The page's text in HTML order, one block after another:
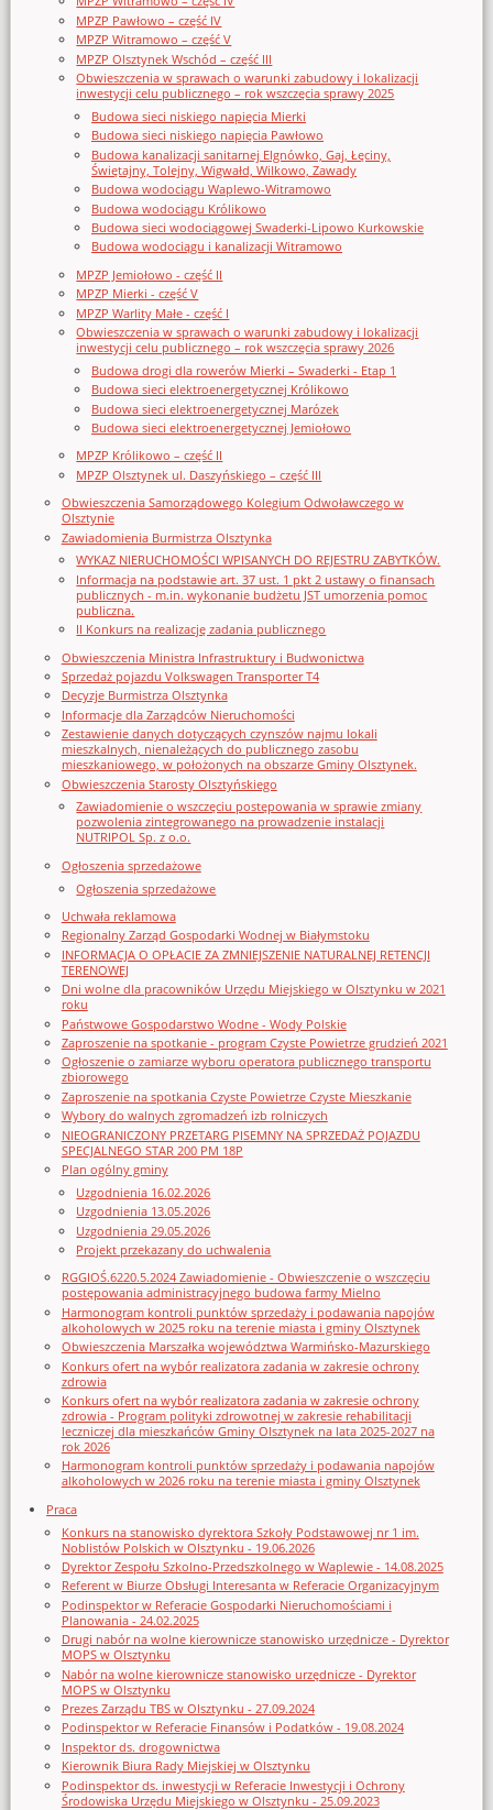
MPZP Pawłowo – część IV
MPZP Witramowo – część V
MPZP Olsztynek Wschód – część III
Obwieszczenia w sprawach o warunki zabudowy i lokalizacji
inwestycji celu publicznego – rok wszczęcia sprawy 2025
Budowa sieci niskiego napięcia Mierki
Budowa sieci niskiego napięcia Pawłowo
Budowa kanalizacji sanitarnej Elgnówko, Gaj, Łęciny,
Świętajny, Tolejny, Wigwałd, Wilkowo, Zawady
Budowa wodociągu Waplewo-Witramowo
Budowa wodociągu Królikowo
Budowa sieci wodociągowej Swaderki-Lipowo Kurkowskie
Budowa wodociągu i kanalizacji Witramowo
MPZP Jemiołowo - część II
MPZP Mierki - część V
MPZP Warlity Małe - część I
Obwieszczenia w sprawach o warunki zabudowy i lokalizacji
inwestycji celu publicznego – rok wszczęcia sprawy 2026
Budowa drogi dla rowerów Mierki – Swaderki - Etap 1
Budowa sieci elektroenergetycznej Królikowo
Budowa sieci elektroenergetycznej Marózek
Budowa sieci elektroenergetycznej Jemiołowo
MPZP Królikowo – część II
MPZP Olsztynek ul. Daszyńskiego – część III
Obwieszczenia Samorządowego Kolegium Odwoławczego w
Olsztynie
Zawiadomienia Burmistrza Olsztynka
WYKAZ NIERUCHOMOŚCI WPISANYCH DO REJESTRU ZABYTKÓW.
Informacja na podstawie art. 37 ust. 1 pkt 2 ustawy o finansach
publicznych - m.in. wykonanie budżetu JST umorzenia pomoc
publiczna.
II Konkurs na realizację zadania publicznego
Obwieszczenia Ministra Infrastruktury i Budwonictwa
Sprzedaż pojazdu Volkswagen Transporter T4
Decyzje Burmistrza Olsztynka
Informacje dla Zarządców Nieruchomości
Zestawienie danych dotyczących czynszów najmu lokali
mieszkalnych, nienależących do publicznego zasobu
mieszkaniowego, w położonych na obszarze Gminy Olsztynek.
Obwieszczenia Starosty Olsztyńskiego
Zawiadomienie o wszczęciu postępowania w sprawie zmiany
pozwolenia zintegrowanego na prowadzenie instalacji
NUTRIPOL Sp. z o.o.
Ogłoszenia sprzedażowe
Ogłoszenia sprzedażowe
Uchwała reklamowa
Regionalny Zarząd Gospodarki Wodnej w Białymstoku
INFORMACJA O OPŁACIE ZA ZMNIEJSZENIE NATURALNEJ RETENCJI
TERENOWEJ
Dni wolne dla pracowników Urzędu Miejskiego w Olsztynku w 2021
roku
Państwowe Gospodarstwo Wodne - Wody Polskie
Zaproszenie na spotkanie - program Czyste Powietrze grudzień 2021
Ogłoszenie o zamiarze wyboru operatora publicznego transportu
zbiorowego
Zaproszenie na spotkania Czyste Powietrze Czyste Mieszkanie
Wybory do walnych zgromadzeń izb rolniczych
NIEOGRANICZONY PRZETARG PISEMNY NA SPRZEDAŻ POJAZDU
SPECJALNEGO STAR 200 PM 18P
Plan ogólny gminy
Uzgodnienia 16.02.2026
Uzgodnienia 13.05.2026
Uzgodnienia 29.05.2026
Projekt przekazany do uchwalenia
RGGIOŚ.6220.5.2024 Zawiadomienie - Obwieszczenie o wszczęciu
postępowania administracyjnego budowa farmy Mielno
Harmonogram kontroli punktów sprzedaży i podawania napojów
alkoholowych w 2025 roku na terenie miasta i gminy Olsztynek
Obwieszczenia Marszałka województwa Warmińsko-Mazurskiego
Konkurs ofert na wybór realizatora zadania w zakresie ochrony
zdrowia
Konkurs ofert na wybór realizatora zadania w zakresie ochrony
zdrowia - Program polityki zdrowotnej w zakresie rehabilitacji
leczniczej dla mieszkańców Gminy Olsztynek na lata 2025-2027 na
rok 2026
Harmonogram kontroli punktów sprzedaży i podawania napojów
alkoholowych w 2026 roku na terenie miasta i gminy Olsztynek
Praca
Konkurs na stanowisko dyrektora Szkoły Podstawowej nr 1 im.
Noblistów Polskich w Olsztynku - 19.06.2026
Dyrektor Zespołu Szkolno-Przedszkolnego w Waplewie - 14.08.2025
Referent w Biurze Obsługi Interesanta w Referacie Organizacyjnym
Podinspektor w Referacie Gospodarki Nieruchomościami i
Planowania - 24.02.2025
Drugi nabór na wolne kierownicze stanowisko urzędnicze - Dyrektor
MOPS w Olsztynku
Nabór na wolne kierownicze stanowisko urzędnicze - Dyrektor
MOPS w Olsztynku
Prezes Zarządu TBS w Olsztynku - 27.09.2024
Podinspektor w Referacie Finansów i Podatków - 19.08.2024
Inspektor ds. drogownictwa
Kierownik Biura Rady Miejskiej w Olsztynku
Podinspektor ds. inwestycji w Referacie Inwestycji i Ochrony
Środowiska Urzędu Miejskiego w Olsztynku - 25.09.2023